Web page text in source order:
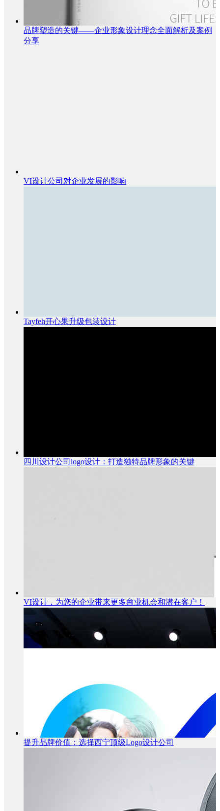
品牌塑造的关键——企业形象设计理念全面解析及案例
分享
VI设计公司对企业发展的影响
Tayfeh开心果升级包装设计
四川设计公司logo设计：打造独特品牌形象的关键
VI设计，为您的企业带来更多商业机会和潜在客户！
提升品牌价值：选择西宁顶级Logo设计公司